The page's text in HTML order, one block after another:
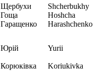
Щербухи
Гоща
Гаращенко
Shcherbukhy
Hoshcha
Harashchenko
Юрій
Корюківка
Yurii
Koriukivka